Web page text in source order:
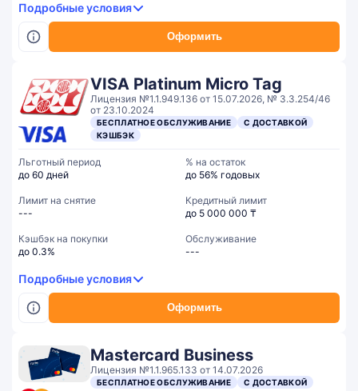
Оформить
Подробные условия
VISA Platinum Micro Tag
Лицензия №1.1.949.136 от 15.07.2026, № 3.3.254/46
от 23.10.2024
БЕСПЛАТНОЕ ОБСЛУЖИВАНИЕ
С ДОСТАВКОЙ
КЭШБЭК
Оформить
Льготный период
до 60 дней
% на остаток
до 56% годовых
Лимит на снятие
---
Кредитный лимит
до 5 000 000 ₸
Кэшбэк на покупки
до 0.3%
Обслуживание
---
Подробные условия
Mastercard Business
Лицензия №1.1.965.133 от 14.07.2026
БЕСПЛАТНОЕ ОБСЛУЖИВАНИЕ С ДОСТАВКОЙ